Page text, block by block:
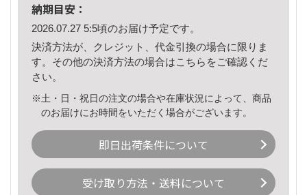
納期目安：
2026.07.27 5:5頃のお届け予定です。
決済方法が、クレジット、代金引換の場合に限りま
す。その他の決済方法の場合はこちら をご確認くだ
さい。
※土・日・祝日の注文の場合や在庫状況によって、商品
のお届けにお時間をいただく場合がございます。
即日出荷条件について
受け取り方法・送料について